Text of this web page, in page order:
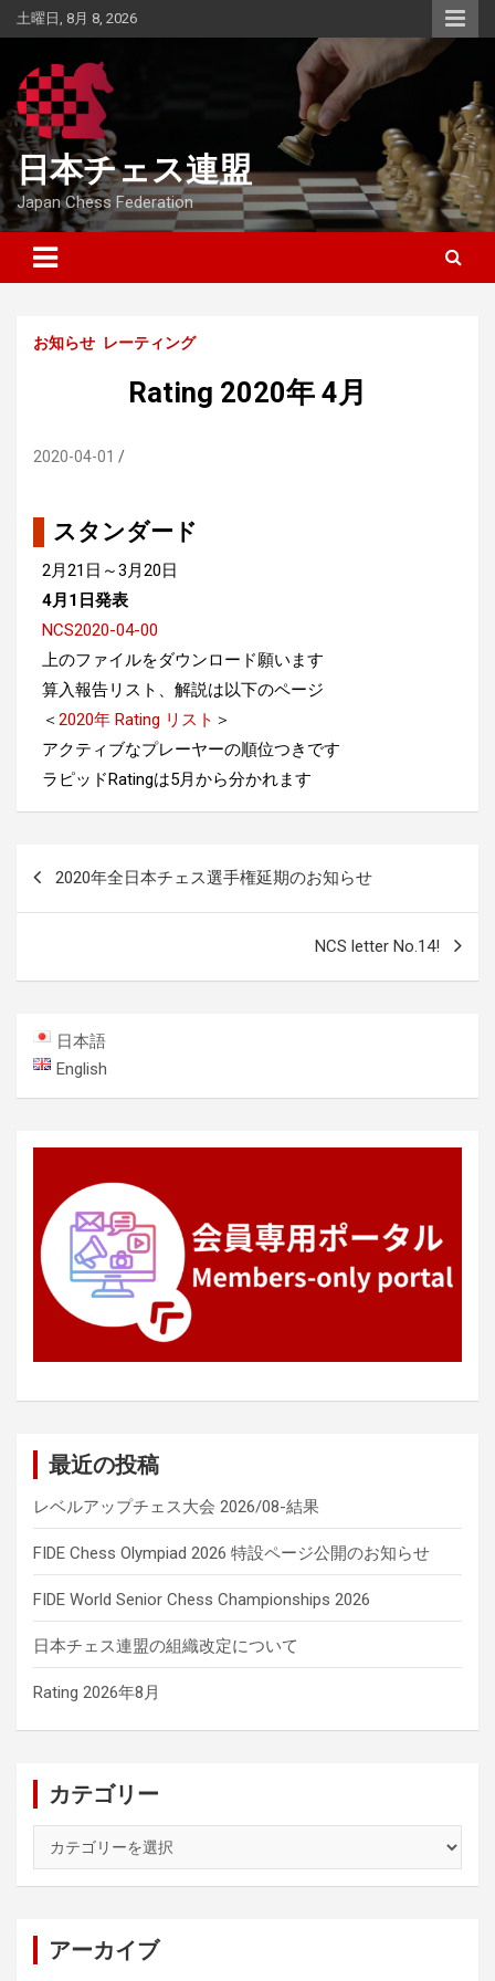
Skip
to
土曜日, 8月 8, 2026
日本チェス連盟
Japan Chess Federation
お知らせ レーティング
Rating 2020年 4月
2020-04-01
スタンダード
2月21日～3月20日
4月1日発表
NCS2020-04-00
上のファイルをダウンロード願います
算入報告リスト、解説は以下のページ
＜2020年 Rating リスト ＞
アクティブなプレーヤーの順位つきです
ラピッドRatingは5月から分かれます
ー
シ
ョ
ン
2020年全日本チェス選手権延期のお知らせ
NCS letter No.14!
日本語
English
最近の投稿
レベルアップチェス大会 2026/08-結果
FIDE Chess Olympiad 2026 特設ページ公開のお知らせ
FIDE World Senior Chess Championships 2026
日本チェス連盟の組織改定について
Rating 2026年8月
カテゴリー
ゴ
アーカイブ